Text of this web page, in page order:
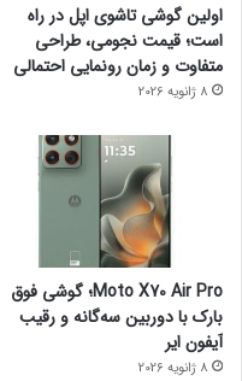
اولین گوشی تاشوی اپل در راه
است؛ قیمت نجومی، طراحی
متفاوت و زمان رونمایی احتمالی
8 ژانویه 2026
Moto X70 Air Pro؛ گوشی فوق
بارک با دوربین سه‌گانه و رقیب
آیفون ایر
8 ژانویه 2026